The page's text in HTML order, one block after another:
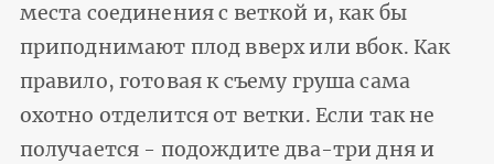
места соединения с веткой и, как бы
приподнимают плод вверх или вбок. Как
правило, готовая к съему груша сама
охотно отделится от ветки. Если так не
получается - подождите два-три дня и